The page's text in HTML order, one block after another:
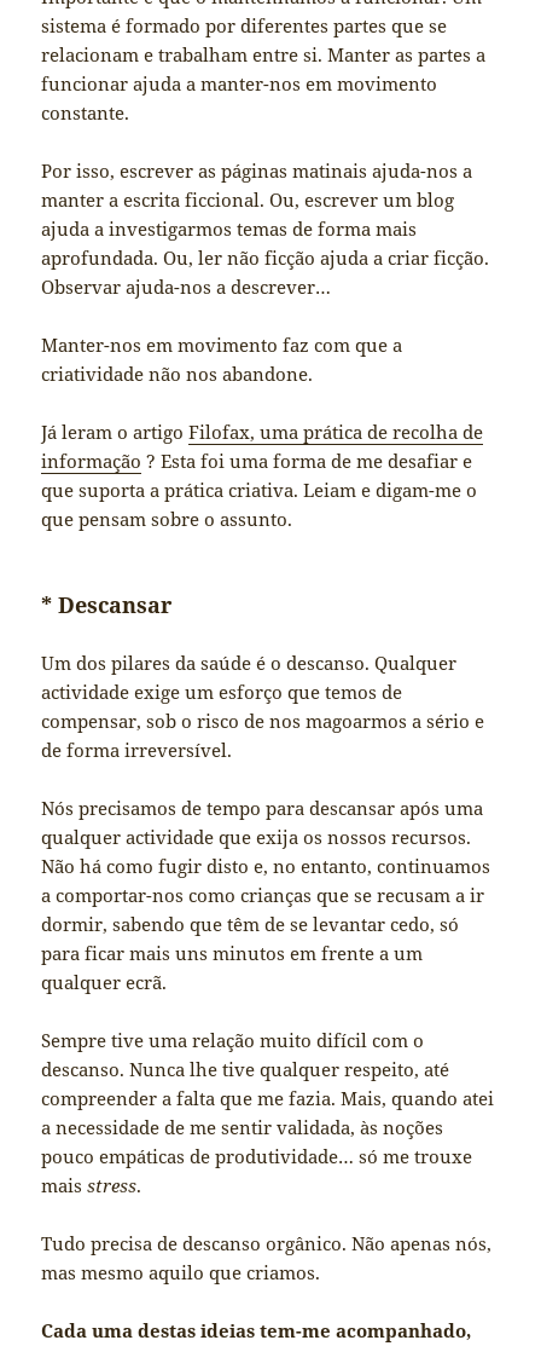
sistema é formado por diferentes partes que se
relacionam e trabalham entre si. Manter as partes a
funcionar ajuda a manter-nos em movimento
constante.
Por isso, escrever as páginas matinais ajuda-nos a
manter a escrita ficcional. Ou, escrever um blog
ajuda a investigarmos temas de forma mais
aprofundada. Ou, ler não ficção ajuda a criar ficção.
Observar ajuda-nos a descrever…
Manter-nos em movimento faz com que a
criatividade não nos abandone.
Já leram o artigoFilofax, uma prática de recolha de
informação ? Esta foi uma forma de me desafiar e
que suporta a prática criativa. Leiam e digam-me o
que pensam sobre o assunto.
* Descansar
Um dos pilares da saúde é o descanso. Qualquer
actividade exige um esforço que temos de
compensar, sob o risco de nos magoarmos a sério e
de forma irreversível.
Nós precisamos de tempo para descansar após uma
qualquer actividade que exija os nossos recursos.
Não há como fugir disto e, no entanto, continuamos
a comportar-nos como crianças que se recusam a ir
dormir, sabendo que têm de se levantar cedo, só
para ficar mais uns minutos em frente a um
qualquer ecrã.
Sempre tive uma relação muito difícil com o
descanso. Nunca lhe tive qualquer respeito, até
compreender a falta que me fazia. Mais, quando atei
a necessidade de me sentir validada, às noções
pouco empáticas de produtividade… só me trouxe
maisstress.
Tudo precisa de descanso orgânico. Não apenas nós,
mas mesmo aquilo que criamos.
Cada uma destas ideias tem-me acompanhado,